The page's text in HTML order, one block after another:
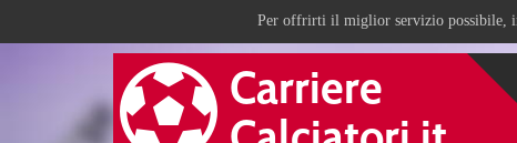
Per offrirti il miglior servizio possibile,